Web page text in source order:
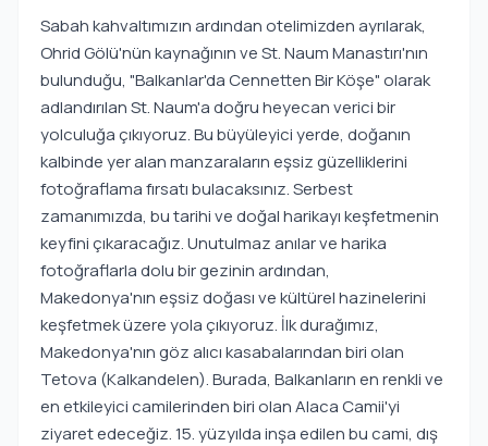
Sabah kahvaltımızın ardından otelimizden ayrılarak,
Ohrid Gölü'nün kaynağının ve St. Naum Manastırı'nın
bulunduğu, "Balkanlar'da Cennetten Bir Köşe" olarak
adlandırılan St. Naum'a doğru heyecan verici bir
yolculuğa çıkıyoruz. Bu büyüleyici yerde, doğanın
kalbinde yer alan manzaraların eşsiz güzelliklerini
fotoğraflama fırsatı bulacaksınız. Serbest
zamanımızda, bu tarihi ve doğal harikayı keşfetmenin
keyfini çıkaracağız. Unutulmaz anılar ve harika
fotoğraflarla dolu bir gezinin ardından,
Makedonya'nın eşsiz doğası ve kültürel hazinelerini
keşfetmek üzere yola çıkıyoruz. İlk durağımız,
Makedonya'nın göz alıcı kasabalarından biri olan
Tetova (Kalkandelen). Burada, Balkanların en renkli ve
en etkileyici camilerinden biri olan Alaca Camii'yi
ziyaret edeceğiz. 15. yüzyılda inşa edilen bu cami, dış